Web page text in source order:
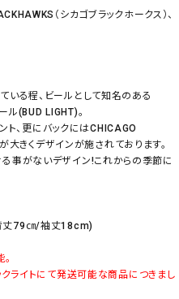
（シカゴブラックホークス）、
いる程、ビールとして知名のある
ル(BUD LIGHT)。
ト、更にバックにはCHICAGO
大きくデザインが施されております。
事がないデザイン!これからの季節に
79㎝/袖丈18cm)
クライトにて発送可能な商品につきまし